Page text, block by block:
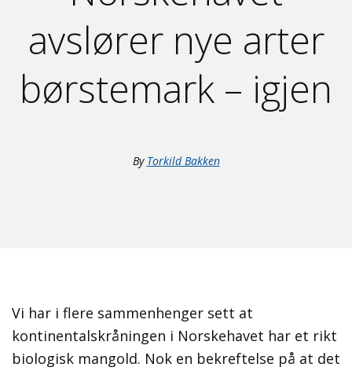
avslører nye arter
børstemark – igjen
By Torkild Bakken
Vi har i flere sammenhenger sett at
kontinentalskråningen i Norskehavet har et rikt
biologisk mangold. Nok en bekreftelse på at det